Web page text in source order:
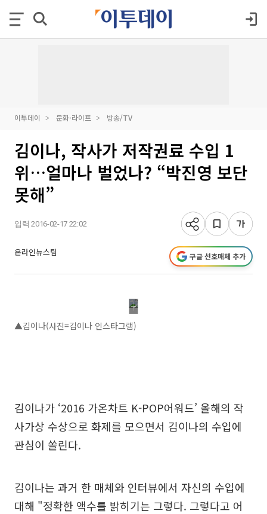
이투데이 문화·라이프 방송/TV
김이나, 작사가 저작권료 수입 1
위…얼마나 벌었나? “박진영 보단
못해”
입력 2016-02-17 22:02
온라인뉴스팀 구글 선호매체 추가
▲김이나(사진=김이나 인스타그램)
김이나가 ‘2016 가온차트 K-POP어워드’ 올해의 작
사가상 수상으로 화제를 모으면서 김이나의 수입에
관심이 쏠린다.
김이나는 과거 한 매체와 인터뷰에서 자신의 수입에
대해 "정확한 액수를 밝히기는 그렇다. 그렇다고 어